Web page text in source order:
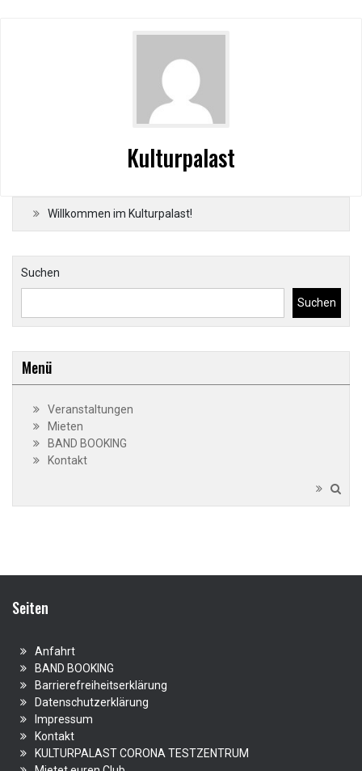
Kulturpalast
Willkommen im Kulturpalast!
Suchen
Suchen
Menü
Veranstaltungen
Mieten
BAND BOOKING
Kontakt
Seiten
Anfahrt
BAND BOOKING
Barrierefreiheitserklärung
Datenschutzerklärung
Impressum
Kontakt
KULTURPALAST CORONA TESTZENTRUM